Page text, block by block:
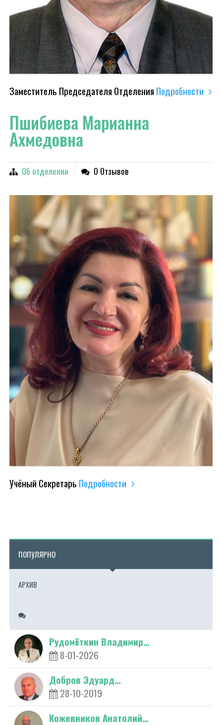
Заместитель Председателя Отделения Подробности
Пшибиева Марианна
Ахмедовна
Об отделении 0 Отзывов
Учёный Секретарь Подробности
ПОПУЛЯРНО
АРХИВ
Рудомёткин Владимир…
8-01-2026
Добров Эдуард…
28-10-2019
Кожевников Анатолий…